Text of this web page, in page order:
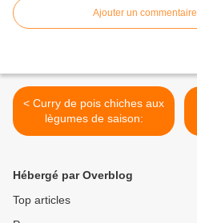
Ajouter un commentaire
< Curry de pois chiches aux
lègumes de saison:
Hébergé par Overblog
Top articles